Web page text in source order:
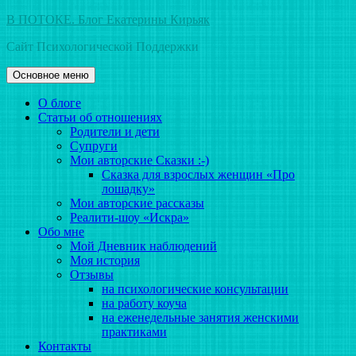
Перейти
содержимому
В ПОТОКЕ. Блог Екатерины Кирьяк
Сайт Психологической Поддержки
Основное меню
О блоге
Статьи об отношениях
Родители и дети
Супруги
Мои авторские Сказки :-)
Сказка для взрослых женщин «Про
лошадку»
Мои авторские рассказы
Реалити-шоу «Искра»
Обо мне
Мой Дневник наблюдений
Моя история
Отзывы
на психологические консультации
на работу коуча
на еженедельные занятия женскими
практиками
Контакты